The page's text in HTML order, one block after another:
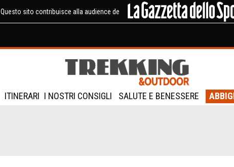
Questo sito contribuisce alla audience de
ITINERARI I NOSTRI CONSIGLI SALUTE E BENESSERE